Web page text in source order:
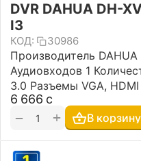
DVR DAHUA DH-
I3
КОД: 30986
Производитель
Аудиовходов 1
3.0 Разъемы VGA,
6 666 с
+
− В корзину